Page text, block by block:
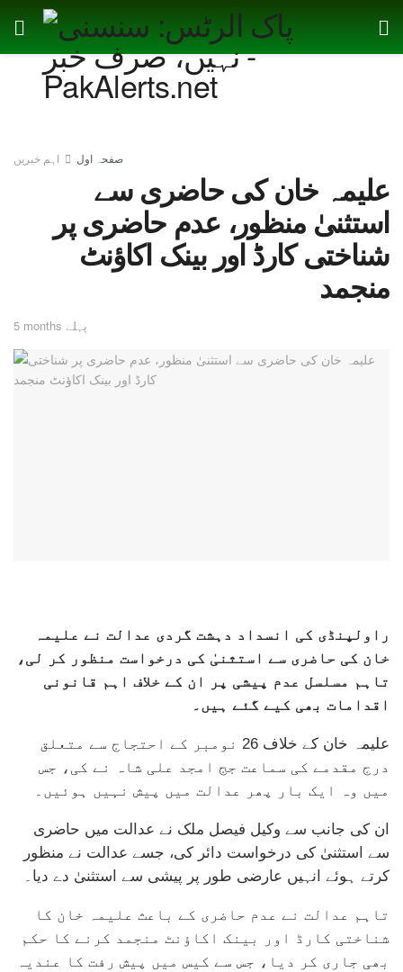
صفحہ اول اہم خبریں
علیمہ خان کی حاضری سے
استثنیٰ منظور، عدم حاضری پر
شناختی کارڈ اور بینک اکاؤنٹ
منجمد
5 months پہلے
راولپنڈی کی انسداد دہشت گردی عدالت نے علیمہ
خان کی حاضری سے استثنیٰ کی درخواست منظور کر لی،
تاہم مسلسل عدم پیشی پر ان کے خلاف اہم قانونی
اقدامات بھی کیے گئے ہیں۔
علیمہ خان کے خلاف 26 نومبر کے احتجاج سے متعلق
درج مقدمے کی سماعت جج امجد علی شاہ نے کی، جس
میں وہ ایک بار پھر عدالت میں پیش نہیں ہوئیں۔
ان کی جانب سے وکیل فیصل ملک نے عدالت میں حاضری
سے استثنیٰ کی درخواست دائر کی، جسے عدالت نے منظور
کرتے ہوئے انہیں عارضی طور پر پیشی سے استثنیٰ دے دیا۔
تاہم عدالت نے عدم حاضری کے باعث علیمہ خان کا
شناختی کارڈ اور بینک اکاؤنٹ منجمد کرنے کا حکم
بھی جاری کر دیا، جس سے کیس میں پیش رفت کا عندیہ